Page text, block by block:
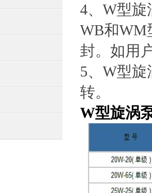
4、W型
WB和WM
封。如用
5、W型
转。
W型旋涡